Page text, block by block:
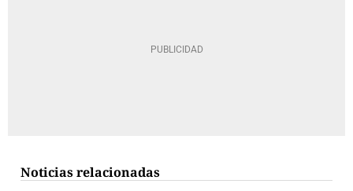
Noticias relacionadas